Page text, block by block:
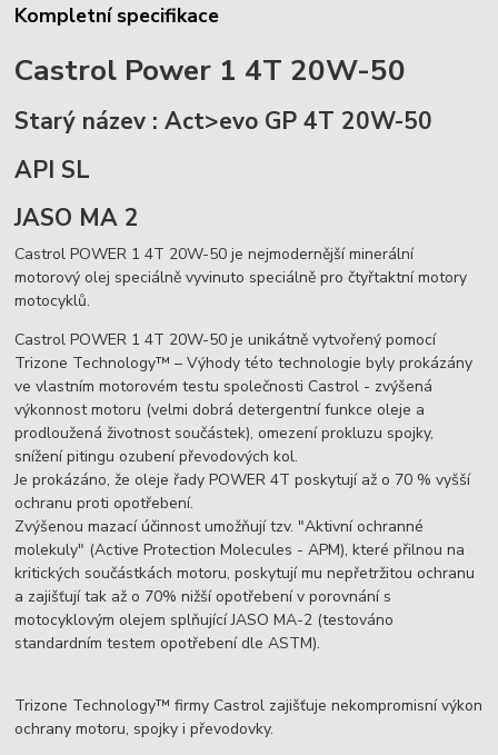
Kompletní specifikace
Castrol Power 1 4T 20W-50
Starý název :Act>evo GP 4T 20W-50
API SL
JASO MA 2
Castrol POWER 1 4T 20W-50 je nejmodernější minerální
motorový olej speciálně vyvinuto speciálně pro čtyřtaktní motory
motocyklů.
Castrol POWER 1 4T 20W-50 je unikátně vytvořený pomocí
Trizone Technology™ – Výhody této technologie byly prokázány
ve vlastním motorovém testu společnosti Castrol - zvýšená
výkonnost motoru (velmi dobrá detergentní funkce oleje a
prodloužená životnost součástek), omezení prokluzu spojky,
snížení pitingu ozubení převodových kol.
Je prokázáno, že oleje řady POWER 4T poskytují až o 70 % vyšší
ochranu proti opotřebení.
Zvýšenou mazací účinnost umožňují tzv. "Aktivní ochranné
molekuly" (Active Protection Molecules - APM), které přilnou na
kritických součástkách motoru, poskytují mu nepřetržitou ochranu
a zajišťují tak až o 70% nižší opotřebení v porovnání s
motocyklovým olejem splňující JASO MA-2 (testováno
standardním testem opotřebení dle ASTM).
Trizone Technology™ firmy Castrol zajišťuje nekompromisní výkon
ochrany motoru, spojky i převodovky.